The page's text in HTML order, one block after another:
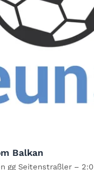
Balkan
gg Seitenstraßler – 2:0